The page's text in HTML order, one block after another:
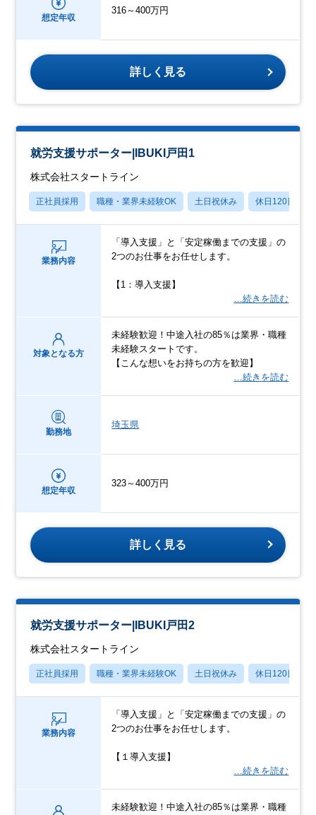
想定年収
316～400万円
詳しく見る
就労支援サポーター|IBUKI戸田1
株式会社スタートライン
正社員採用 職種・業界未経験OK 土日祝休み 休日120日以上
業務内容
「導入支援」と「安定稼働までの支援」の
2つのお仕事をお任せします。
【1：導入支援】
…続きを読む
対象となる方
未経験歓迎！中途入社の85％は業界・職種
未経験スタートです。
【こんな想いをお持ちの方を歓迎】
…続きを読む
勤務地
埼玉県
想定年収
323～400万円
詳しく見る
就労支援サポーター|IBUKI戸田2
株式会社スタートライン
正社員採用 職種・業界未経験OK 土日祝休み 休日120日以上
業務内容
「導入支援」と「安定稼働までの支援」の
2つのお仕事をお任せします。
【１導入支援】
…続きを読む
未経験歓迎！中途入社の85％は業界・職種